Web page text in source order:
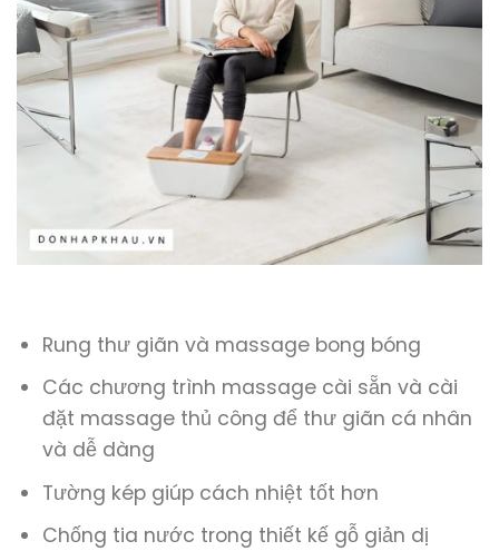
Rung thư giãn và massage bong bóng
Các chương trình massage cài sẵn và cài
đặt massage thủ công để thư giãn cá nhân
và dễ dàng
Tường kép giúp cách nhiệt tốt hơn
Chống tia nước trong thiết kế gỗ giản dị